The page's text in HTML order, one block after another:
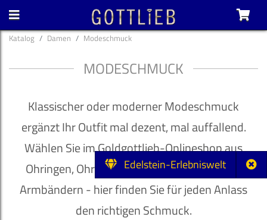
Edelstein-Erlebniswelt
Katalog Damen Modeschmuck
MODESCHMUCK
Klassischer oder moderner Modeschmuck
ergänzt Ihr Outfit mal dezent, mal auffallend.
Wählen Sie im Goldgottlieb-Onlineshop aus
Ohringen, Ohrclips, Ketten, Anhängern oder
Armbändern - hier finden Sie für jeden Anlass
den richtigen Schmuck.